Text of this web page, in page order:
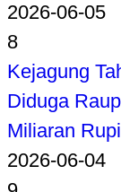
2026-06-05
8
Kejagung
Diduga
Miliaran
2026-06-04